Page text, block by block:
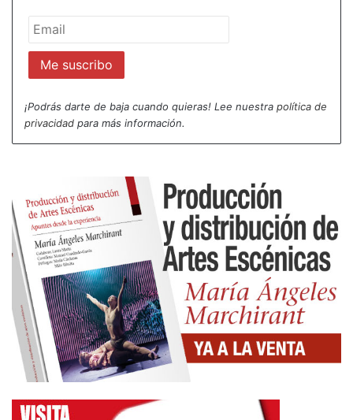
alemán e italiano. Pero también ha publicado
cuentos y novelas, y ensayos, como su célebre
Carta abierta a Pinochet.
¡Podrás darte de baja cuando quieras! Lee nuestra política de
privacidad para más información.